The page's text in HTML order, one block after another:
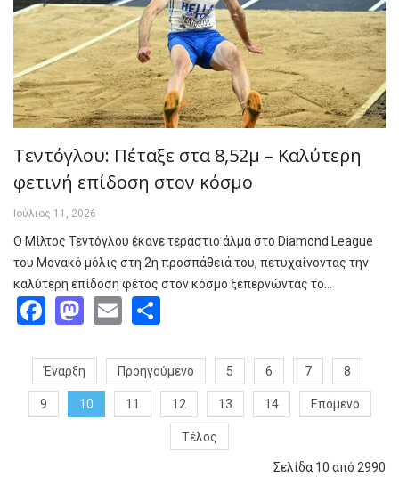
Τεντόγλου: Πέταξε στα 8,52μ – Καλύτερη
φετινή επίδοση στον κόσμο
Ιούλιος 11, 2026
Ο Μίλτος Τεντόγλου έκανε τεράστιο άλμα στο Diamond League
του Μονακό μόλις στη 2η προσπάθειά του, πετυχαίνοντας την
καλύτερη επίδοση φέτος στον κόσμο ξεπερνώντας το…
Facebook
Mastodon
Email
Έναρξη Προηγούμενο 5 6 7 8
9 10 11 12 13 14 Επόμενο
Τέλος
Σελίδα 10 από 2990